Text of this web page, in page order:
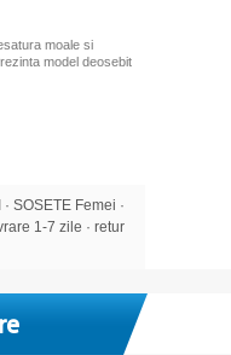
moale si
model deosebit
SOSETE Femei ·
1-7 zile · retur